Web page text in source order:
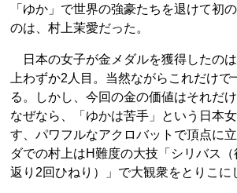
「ゆか」で世界の強豪たちを退けて初
のは、村上茉愛だった。
日本の女子が金メダルを獲得したの
上わずか2人目。当然ながらこれだけで
る。しかし、今回の金の価値はそれだ
なぜなら、「ゆかは苦手」という日本
す、パワフルなアクロバットで頂点に
ダでの村上はH難度の大技「シリバス
返り2回ひねり）」で大観衆をとりこに